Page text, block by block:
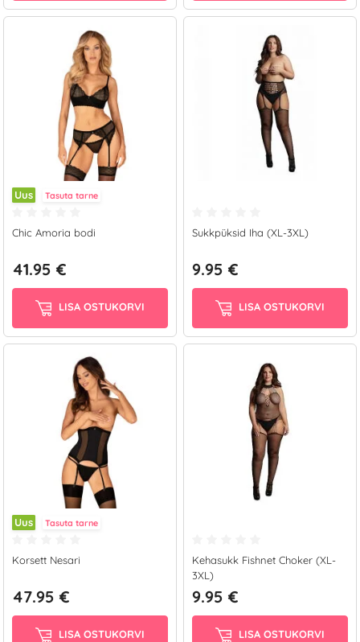
Uus Tasuta tarne
Chic Amoria bodi
41.95 €
LISA OSTUKORVI
Sukkpüksid Iha (XL-3XL)
9.95 €
LISA OSTUKORVI
Uus Tasuta tarne
Korsett Nesari
47.95 €
LISA OSTUKORVI
Kehasukk Fishnet Choker (XL-
3XL)
9.95 €
LISA OSTUKORVI